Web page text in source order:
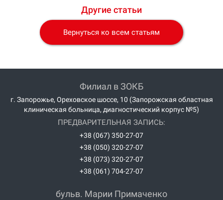
Другие статьи
Вернуться ко всем статьям
Филиал в ЗОКБ
г. Запорожье, Ореховское шоссе, 10 (Запорожская областная
клиническая больница, диагностический корпус №5)
ПРЕДВАРИТЕЛЬНАЯ ЗАПИСЬ:
+38 (067) 350-27-07
+38 (050) 320-27-07
+38 (073) 320-27-07
+38 (061) 704-27-07
бульв. Марии Примаченко